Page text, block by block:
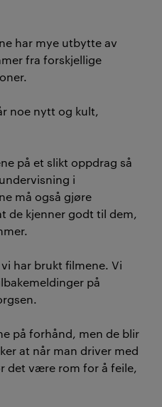
har mye utbytte av
fra forskjellige
noe nytt og kult,
på et slikt oppdrag så
i
må også gjøre
de kjenner godt til dem,
har brukt filmene. Vi
på
på forhånd, men de blir
at når man driver med
det være rom for å feile,